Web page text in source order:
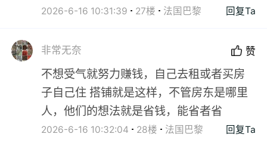
2026-6-16 10:31:39 27楼 法国巴黎 回复Ta
非常无奈 赞
不想受气就努力赚钱，自己去租或者买房
子自己住 搭铺就是这样，不管房东是哪里
人，他们的想法就是省钱，能省者省
2026-6-16 10:32:04 28楼 法国巴黎 回复Ta